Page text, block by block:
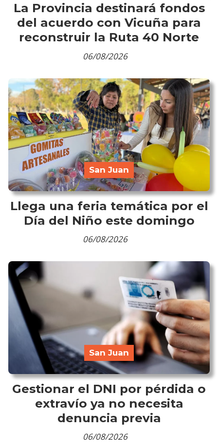
La Provincia destinará fondos
del acuerdo con Vicuña para
reconstruir la Ruta 40 Norte
06/08/2026
Llega una feria temática por el
Día del Niño este domingo
San Juan
06/08/2026
Gestionar el DNI por pérdida o
extravío ya no necesita
denuncia previa
San Juan
06/08/2026